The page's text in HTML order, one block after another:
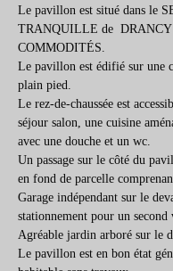
Le pavillon est situé dans le
TRANQUILLE de DRANCY
COMMODITÉS.
Le pavillon est édifié sur une
plain pied.
Le rez-de-chaussée est
séjour salon, une cuisine
avec une douche et un wc.
Un passage sur le côté du
en fond de parcelle
Garage indépendant sur le
stationnement pour un second
Agréable jardin arboré sur le
Le pavillon est en bon état